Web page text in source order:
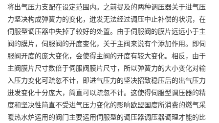
将出气压力支配在设定范围内。之前提及的两种调压器关于进气压
力坚决构成弹簧力的变化，迸发无法经过调压中止补偿的状况，在
伺服型调压器中失掉了较好的处置。由于伺服阀的膜片远远小于主
阀的膜片，伺服阀的开度变化，关于主阀来说有个添加作用。即伺
服阀开度的庞大变化，会使得主阀的开度有较大变化。相反，由于
主阀膜片尺寸数倍于伺服阀膜片尺寸，所以弹簧力的大小变化对输
入压力变化可疏忽不计，即进气压力的坚决招致稳压后的出气压力
迸发变化十分庞大，简直可以疏忽不计。这使得伺服型调压器的精
度和坚决性简直不受进气压力变化的影响欧盟国度所消费的燃气采
暖热水炉运用的阀门主要运用伺服型的调压器调压器调理才能的比